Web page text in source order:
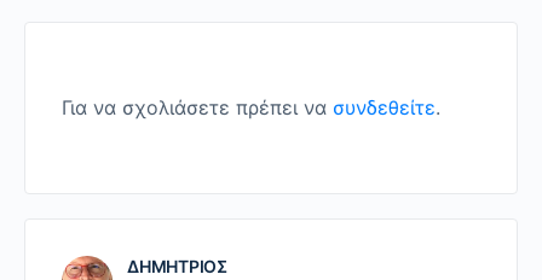
Για να σχολιάσετε πρέπει να συνδεθείτε.
ΔΗΜΗΤΡΙΟΣ